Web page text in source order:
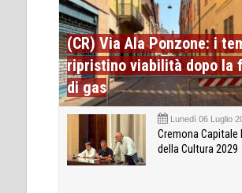
(CR) Via Ala Ponzone: i
ripristino viabilità dopo la
di gas
Lunedì 06 Luglio
Cremona Capitale
della Cultura 2029